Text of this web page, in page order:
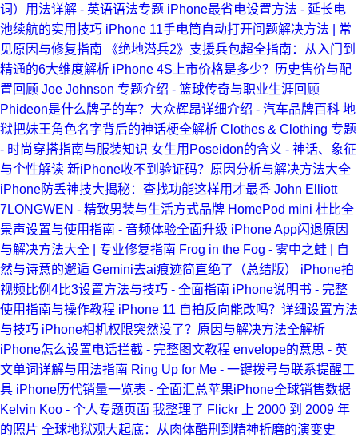
词）用法详解 - 英语语法专题 iPhone最省电设置方法 - 延长电
池续航的实用技巧 iPhone 11手电筒自动打开问题解决方法 | 常
见原因与修复指南
《绝地潜兵2》支援兵包超全指南：从入门到
精通的6大维度解析 iPhone 4S上市价格是多少？历史售价与配
置回顾 Joe Johnson 专题介绍 - 篮球传奇与职业生涯回顾
Phideon是什么牌子的车？大众辉昂详细介绍 - 汽车品牌百科 地
狱把妹王角色名字背后的神话梗全解析 Clothes & Clothing 专题
- 时尚穿搭指南与服装知识 女生用Poseidon的含义 - 神话、象征
与个性解读 新iPhone收不到验证码？原因分析与解决方法大全
iPhone防丢神技大揭秘：查找功能这样用才最香 John Elliott
7LONGWEN - 精致男装与生活方式品牌 HomePod mini 杜比全
景声设置与使用指南 - 音频体验全面升级 iPhone App闪退原因
与解决方法大全 | 专业修复指南 Frog in the Fog - 雾中之蛙 | 自
然与诗意的邂逅 Gemini去ai痕迹简直绝了（总结版）
iPhone拍
视频比例4比3设置方法与技巧 - 全面指南 iPhone说明书 - 完整
使用指南与操作教程 iPhone 11 自拍反向能改吗？详细设置方法
与技巧 iPhone相机权限突然没了？原因与解决方法全解析
iPhone怎么设置电话拦截 - 完整图文教程 envelope的意思 - 英
文单词详解与用法指南 Ring Up for Me - 一键拨号与联系提醒工
具 iPhone历代销量一览表 - 全面汇总苹果iPhone全球销售数据
Kelvin Koo - 个人专题页面 我整理了 Flickr 上 2000 到 2009 年
的照片 全球地狱观大起底：从肉体酷刑到精神折磨的演变史